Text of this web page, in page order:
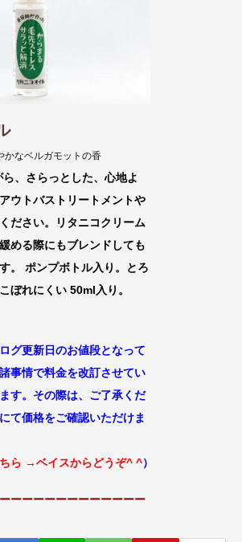
かなベルガモットの香
、さらっとした、心地よ
ウトバスト リートメントや
ださい。リタニコクリーム
める際にもブレンドしても
す。 ポンプボトル入り。とろ
ぼれにくい 50ml入り。
グ更新日のお値段となって
事情で料金を改訂させてい
す。 その際は、ご了承くだ
て価格をご確認いただけま
ら →ベイスからどうぞ^ ^）
ーーーーーーーーーーーー